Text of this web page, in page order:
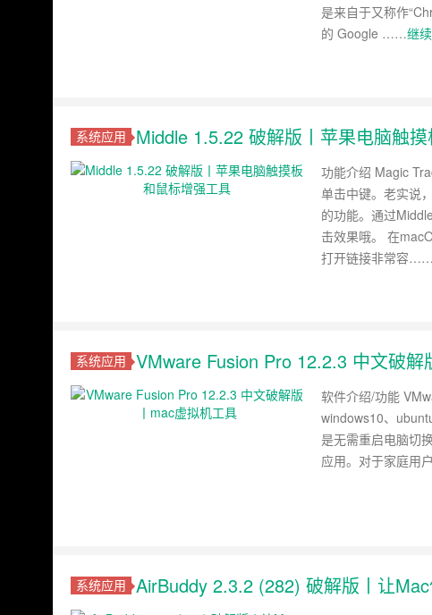
是来自于又称作
的 Google ……继
系统应用 Middle 1.5.22 破解版丨苹果电脑触
功能介绍 Magic
单击中键。老实说
的功能。通过
击效果哦。 在
打开链接非常容……
系统应用 VMware Fusion Pro 12.2.3 中文破解
软件介绍/功能
windows10、
是无需重启电脑切
应用。对于家庭用
系统应用 AirBuddy 2.3.2 (282) 破解版丨让